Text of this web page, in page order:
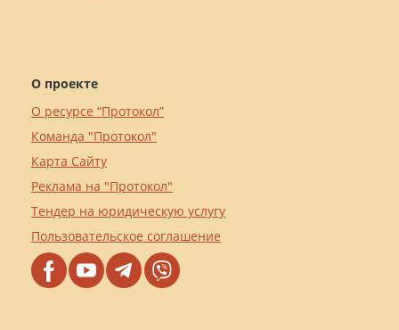
О проекте
О ресурсе “Протокол”
Команда "Протокол"
Карта Сайту
Реклама на "Протокол"
Тендер на юридическую услугу
Пользовательское соглашение